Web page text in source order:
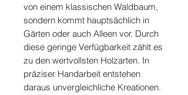
von einem klassischen Waldbaum,
sondern kommt hauptsächlich in
Gärten oder auch Alleen vor. Durch
diese geringe Verfügbarkeit zählt es
zu den wertvollsten Holzarten. In
präziser Handarbeit entstehen
daraus unvergleichliche Kreationen.